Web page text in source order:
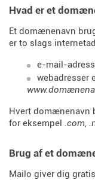
Hvad er et
Et domænenavn
er to slags
e-mail-
webadresser
Hvert domænenavn
for eksempel .com,
Brug af et
Mailo giver dig